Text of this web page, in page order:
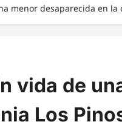
menor desaparecida en la
vida de
Los